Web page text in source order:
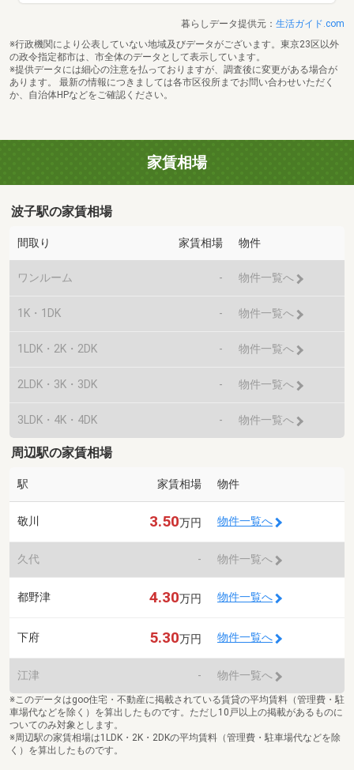
暮らしデータ提供元： 生活ガイド.com
※行政機関により公表していない地域及びデータがございます。東京23区以外
の政令指定都市は、市全体のデータとして表示しています。
※提供データには細心の注意を払っておりますが、調査後に変更がある場合が
あります。 最新の情報につきましては各市区役所までお問い合わせいただく
か、自治体HPなどをご確認ください。
家賃相場
波子駅の家賃相場
間取り 家賃相場 物件
ワンルーム - 物件一覧へ
1K・1DK - 物件一覧へ
1LDK・2K・2DK - 物件一覧へ
2LDK・3K・3DK - 物件一覧へ
3LDK・4K・4DK - 物件一覧へ
周辺駅の家賃相場
駅 家賃相場 物件
敬川 3.50万円 物件一覧へ
久代 - 物件一覧へ
都野津 4.30万円 物件一覧へ
下府 5.30万円 物件一覧へ
江津 - 物件一覧へ
※このデータはgoo住宅・不動産に掲載されている賃貸の平均賃料（管理費・駐
車場代などを除く）を算出したものです。ただし10戸以上の掲載があるものに
ついてのみ対象とします。
※周辺駅の家賃相場は1LDK・2K・2DKの平均賃料（管理費・駐車場代などを除
く）を算出したものです。